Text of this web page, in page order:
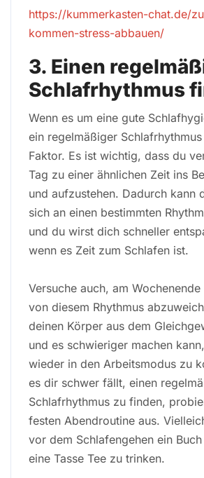
https://kummerkasten-chat.de/
kommen-stress-abbauen/
3. Einen
Schlafrhythmus
Wenn es um eine gute
ein regelmäßiger
Faktor. Es ist wichtig, dass du
Tag zu einer ähnlichen Zeit ins
und aufzustehen. Dadurch kann
sich an einen bestimmten
und du wirst dich schneller
wenn es Zeit zum Schlafen ist.
Versuche auch, am
von diesem Rhythmus
deinen Körper aus dem
und es schwieriger machen
wieder in den Arbeitsmodus zu
es dir schwer fällt, einen
Schlafrhythmus zu finden,
festen Abendroutine aus.
vor dem Schlafengehen ein
eine Tasse Tee zu trinken.